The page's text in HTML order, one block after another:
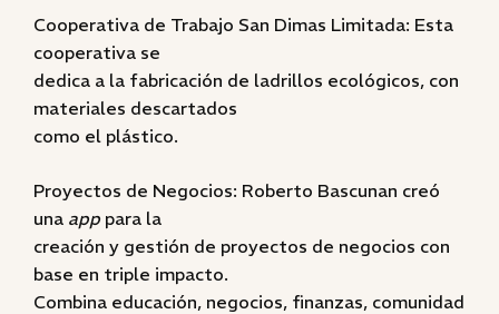
Cooperativa de Trabajo San Dimas Limitada: Esta
cooperativa se
dedica a la fabricación de ladrillos ecológicos, con
materiales descartados
como el plástico.
Proyectos de Negocios: Roberto Bascunan creó
una app para la
creación y gestión de proyectos de negocios con
base en triple impacto.
Combina educación, negocios, finanzas, comunidad